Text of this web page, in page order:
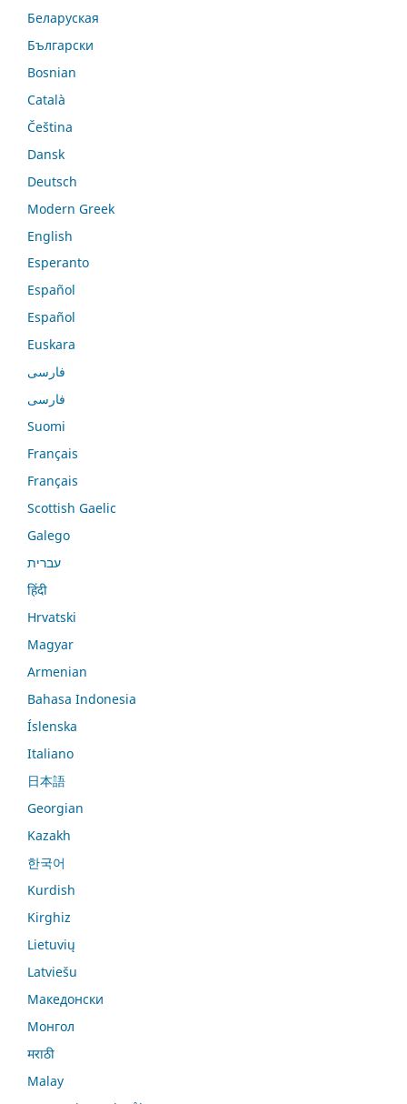
Беларуская
Български
Bosnian
Català
Čeština
Dansk
Deutsch
Modern Greek
English
Esperanto
Español
Español
Euskara
فارسی
فارسی
Suomi
Français
Français
Scottish Gaelic
Galego
עברית
हिंदी
Hrvatski
Magyar
Armenian
Bahasa Indonesia
Íslenska
Italiano
日本語
Georgian
Kazakh
한국어
Kurdish
Kirghiz
Lietuvių
Latviešu
Македонски
Монгол
मराठी
Malay